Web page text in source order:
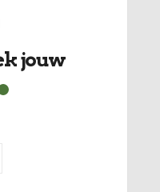
jouw